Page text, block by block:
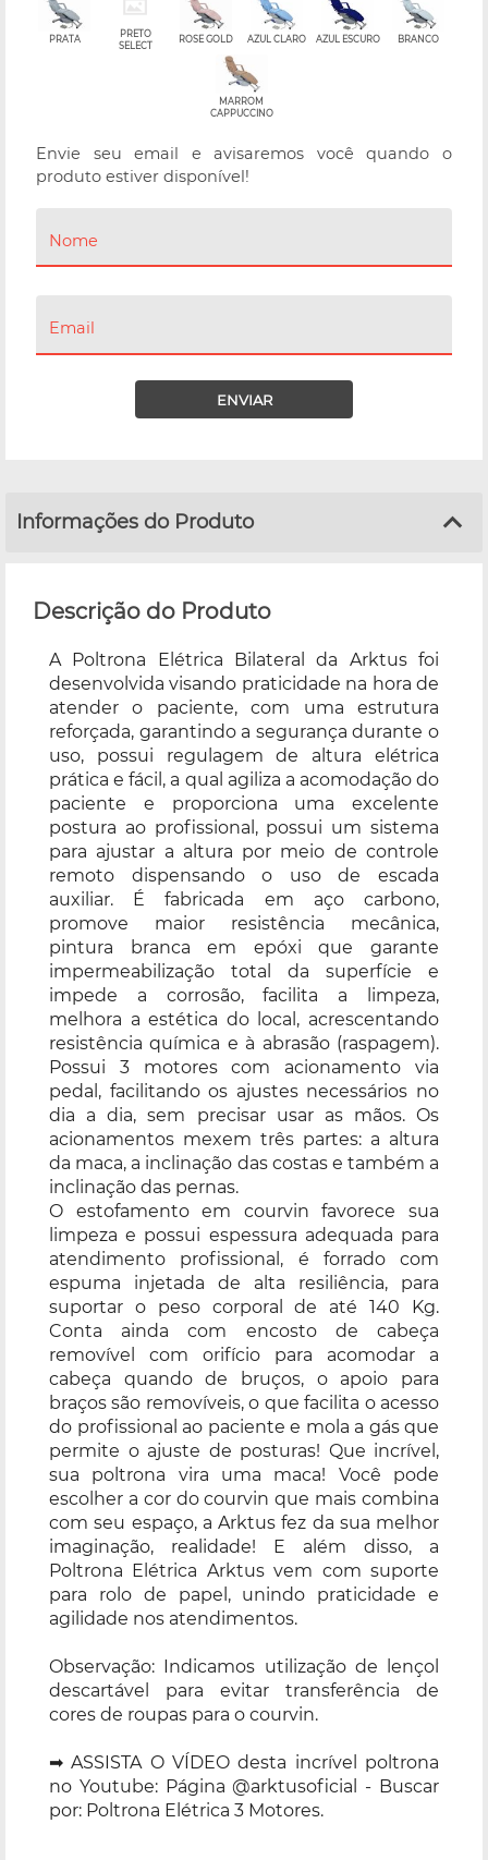
PRATA
PRETO
SELECT
ROSE GOLD AZUL CLARO AZUL ESCURO BRANCO
MARROM
CAPPUCCINO
Envie seu email e avisaremos você quando o
produto estiver disponível!
Nome
Email
ENVIAR
Informações do Produto
Descrição do Produto
A Poltrona Elétrica Bilateral da Arktus foi
desenvolvida visando praticidade na hora de
atender o paciente, com uma estrutura
reforçada, garantindo a segurança durante o
uso, possui regulagem de altura elétrica
prática e fácil, a qual agiliza a acomodação do
paciente e proporciona uma excelente
postura ao profissional, possui um sistema
para ajustar a altura por meio de controle
remoto dispensando o uso de escada
auxiliar. É fabricada em aço carbono,
promove maior resistência mecânica,
pintura branca em epóxi que garante
impermeabilização total da superfície e
impede a corrosão, facilita a limpeza,
melhora a estética do local, acrescentando
resistência química e à abrasão (raspagem).
Possui 3 motores com acionamento via
pedal, facilitando os ajustes necessários no
dia a dia, sem precisar usar as mãos. Os
acionamentos mexem três partes: a altura
da maca, a inclinação das costas e também a
inclinação das pernas.
O estofamento em courvin favorece sua
limpeza e possui espessura adequada para
atendimento profissional, é forrado com
espuma injetada de alta resiliência, para
suportar o peso corporal de até 140 Kg.
Conta ainda com encosto de cabeça
removível com orifício para acomodar a
cabeça quando de bruços, o apoio para
braços são removíveis, o que facilita o acesso
do profissional ao paciente e mola a gás que
permite o ajuste de posturas! Que incrível,
sua poltrona vira uma maca! Você pode
escolher a cor do courvin que mais combina
com seu espaço, a Arktus fez da sua melhor
imaginação, realidade! E além disso, a
Poltrona Elétrica Arktus vem com suporte
para rolo de papel, unindo praticidade e
agilidade nos atendimentos.
Observação: Indicamos utilização de lençol
descartável para evitar transferência de
cores de roupas para o courvin.
➡ ASSISTA O VÍDEO desta incrível poltrona
no Youtube: Página @arktusoficial - Buscar
por: Poltrona Elétrica 3 Motores.